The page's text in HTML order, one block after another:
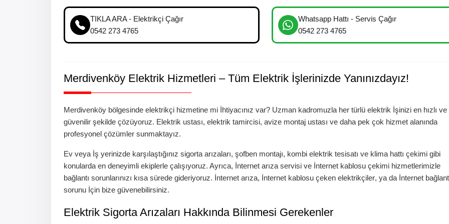
TIKLA ARA - Elektrikçi Çağır
0542 273 4765
Whatsapp Hattı - Servis Çağır
0542 273 4765
Merdivenköy Elektrik Hizmetleri – Tüm Elektrik İşlerinizde Yanınızdayız!
Merdivenköy bölgesinde elektrikçi hizmetine mi İhtiyacınız var? Uzman kadromuzla her türlü elektrik İşinizi en hızlı ve
güvenilir şekilde çözüyoruz. Elektrik ustası, elektrik tamircisi, avize montaj ustası ve daha pek çok hizmet alanında
profesyonel çözümler sunmaktayız.
Ev veya İş yerinizde karşılaştığınız sigorta arızaları, şofben montajı, kombi elektrik tesisatı ve klima hattı çekimi gibi
konularda en deneyimli ekiplerle çalışıyoruz. Ayrıca, İnternet arıza servisi ve İnternet kablosu çekimi hizmetlerimizle
bağlantı sorunlarınızı kısa sürede gideriyoruz. İnternet arıza, İnternet kablosu çeken elektrikçiler, ya da İnternet
sorunu İçin bize güvenebilirsiniz.
Elektrik Sigorta Arızaları Hakkında Bilinmesi Gerekenler